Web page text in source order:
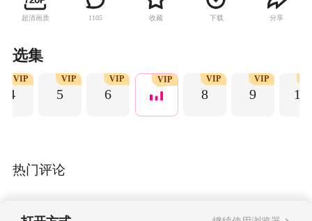
的乐趣便是在工作之后独自寻觅美食。在平淡的
工作和生活里，他遇到许多的客人，一幕幕的人
超清画质 1105 收藏 下载 分享
选集
4
VIP
5
VIP
6
VIP VIP
8
VIP
9
VIP
10
热门评论